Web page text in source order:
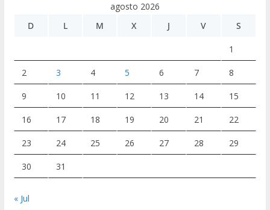
agosto 2026
D
L M X J V S
1
2 3 4 5 6 7 8
9 10 11 12 13 14 15
16 17 18 19 20 21 22
23 24 25 26 27 28 29
30 31
« Jul